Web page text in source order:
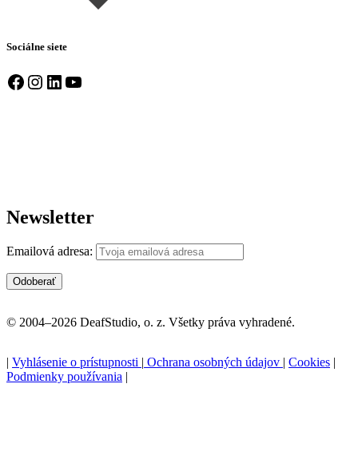
Sociálne siete
Facebook Instagram LinkedIn YouTube
Newsletter
Emailová adresa:
© 2004–2026 DeafStudio, o. z. Všetky práva vyhradené.
| Vyhlásenie o prístupnosti | Ochrana osobných údajov | Cookies |
Podmienky používania |